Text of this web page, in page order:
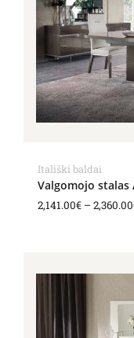
Itališki baldai
Valgomojo stalas
2,141.00€ –2,360.00